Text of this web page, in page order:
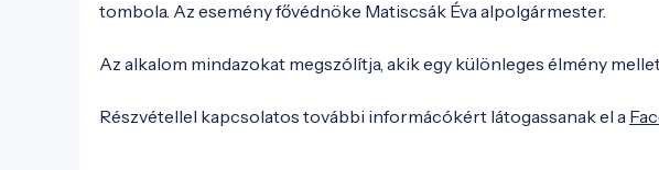
tombola. Az esemény fővédnöke Matiscsák Éva alpolgármester.
Az alkalom mindazokat megszólítja, akik egy különleges élmény
Részvétellel kapcsolatos további informácókért látogassanak el a